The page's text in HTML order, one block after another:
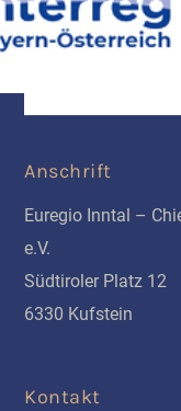
Anschrift
Euregio Inntal –
e.V.
Südtiroler Platz 12
6330 Kufstein
Kontakt